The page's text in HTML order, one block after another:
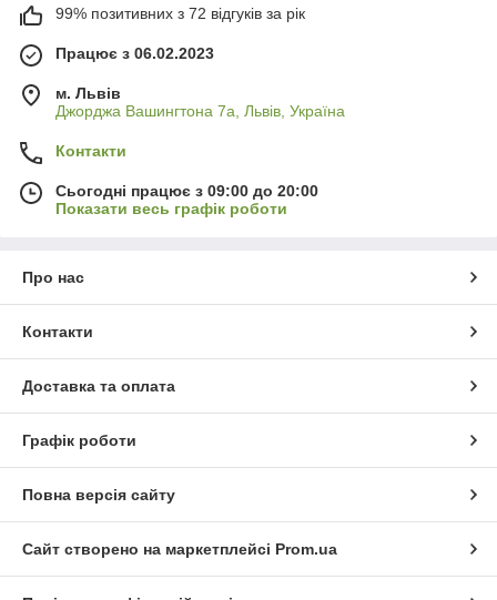
99% позитивних з 72 відгуків за рік
Працює з 06.02.2023
м. Львів
Джорджа Вашингтона 7а, Львів, Україна
Контакти
Сьогодні працює з 09:00 до 20:00
Показати весь графік роботи
Про нас
Контакти
Доставка та оплата
Графік роботи
Повна версія сайту
Сайт створено на маркетплейсі Prom.ua